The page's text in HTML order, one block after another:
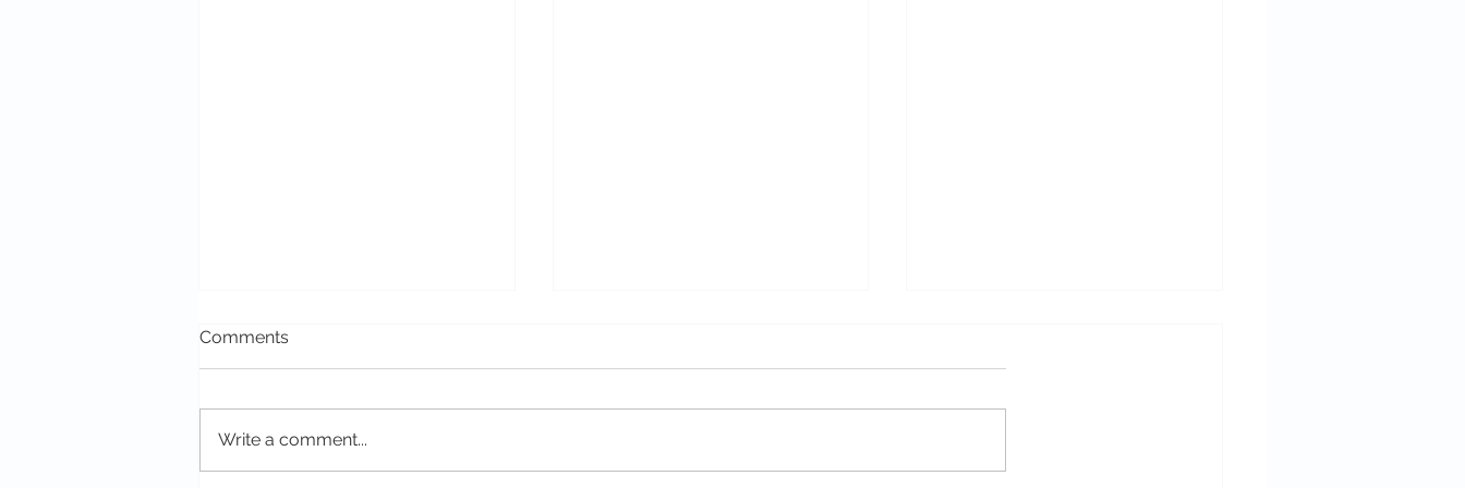
Comments
Write a comment...